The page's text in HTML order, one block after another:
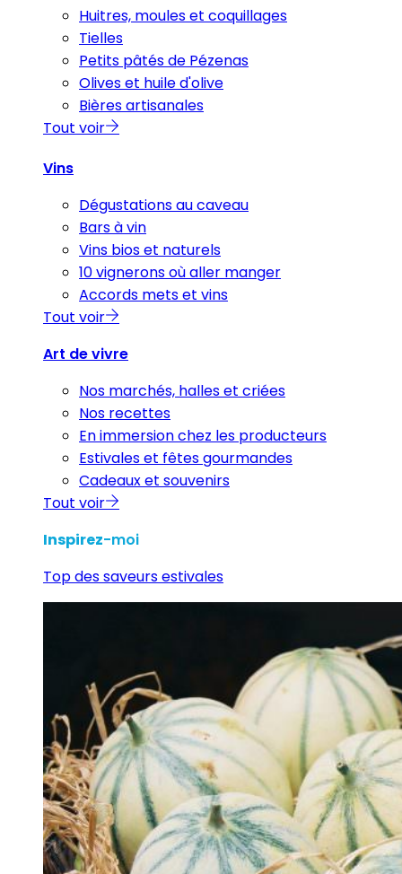
Huitres, moules et coquillages
Tielles
Petits pâtés de Pézenas
Olives et huile d'olive
Bières artisanales
Tout voir
Vins
Dégustations au caveau
Bars à vin
Vins bios et naturels
10 vignerons où aller manger
Accords mets et vins
Tout voir
Art de vivre
Nos marchés, halles et criées
Nos recettes
En immersion chez les producteurs
Estivales et fêtes gourmandes
Cadeaux et souvenirs
Tout voir
Inspirez-moi
Top des saveurs estivales